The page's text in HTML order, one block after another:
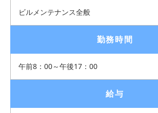
ビルメンテナンス全般
勤務時間
午前8：00～午後17：00
給与